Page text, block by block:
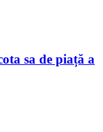
sa de piață a